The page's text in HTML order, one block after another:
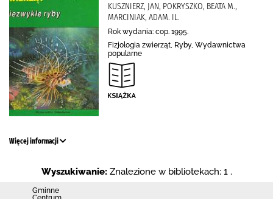
KUSZNIERZ, JAN, POKRYSZKO, BEATA M.,
MARCINIAK, ADAM. IL.
Rok wydania: cop. 1995.
Fizjologia zwierząt, Ryby, Wydawnictwa
popularne
Więcej informacji
Wyszukiwanie: Znalezione w bibliotekach: 1 .
Gminne